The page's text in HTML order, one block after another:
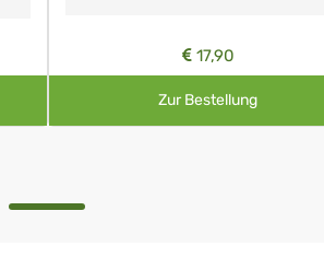
17,90
Zur Bestellung